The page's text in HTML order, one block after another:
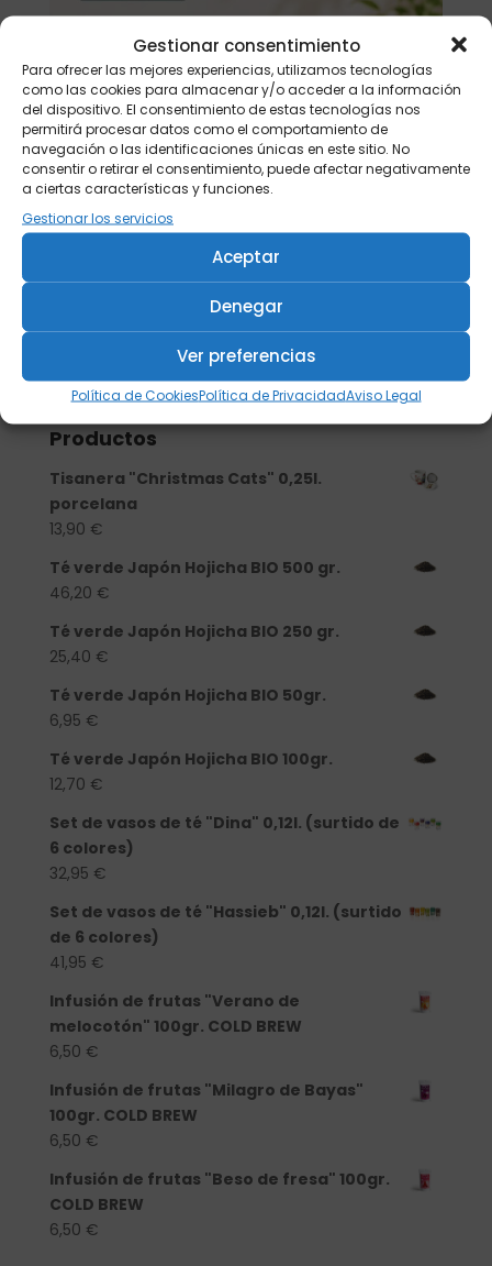
Gestionar consentimiento
Para ofrecer las mejores experiencias, utilizamos tecnologías
como las cookies para almacenar y/o acceder a la información
del dispositivo. El consentimiento de estas tecnologías nos
permitirá procesar datos como el comportamiento de
navegación o las identificaciones únicas en este sitio. No
consentir o retirar el consentimiento, puede afectar negativamente
a ciertas características y funciones.
Gestionar los servicios
Aceptar
Denegar
Ver preferencias
Política de CookiesPolítica de PrivacidadAviso Legal
Productos
Tisanera "Christmas Cats" 0,25l.
porcelana
13,90 €
Té verde Japón Hojicha BIO 500 gr.
46,20 €
Té verde Japón Hojicha BIO 250 gr.
25,40 €
Té verde Japón Hojicha BIO 50gr.
6,95 €
Té verde Japón Hojicha BIO 100gr.
12,70 €
Set de vasos de té "Dina" 0,12l. (surtido de
6 colores)
32,95 €
Set de vasos de té "Hassieb" 0,12l. (surtido
de 6 colores)
41,95 €
Infusión de frutas "Verano de
melocotón" 100gr. COLD BREW
6,50 €
Infusión de frutas "Milagro de Bayas"
100gr. COLD BREW
6,50 €
Infusión de frutas "Beso de fresa" 100gr.
COLD BREW
6,50 €